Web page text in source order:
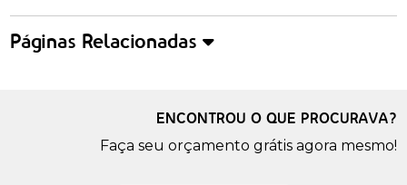
Páginas Relacionadas
ENCONTROU O QUE PROCURAVA?
Faça seu orçamento grátis agora mesmo!